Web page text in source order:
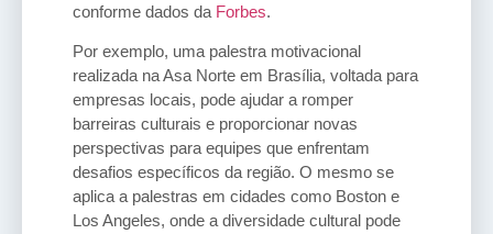
conforme dados da Forbes.
Por exemplo, uma palestra motivacional
realizada na Asa Norte em Brasília, voltada para
empresas locais, pode ajudar a romper
barreiras culturais e proporcionar novas
perspectivas para equipes que enfrentam
desafios específicos da região. O mesmo se
aplica a palestras em cidades como Boston e
Los Angeles, onde a diversidade cultural pode